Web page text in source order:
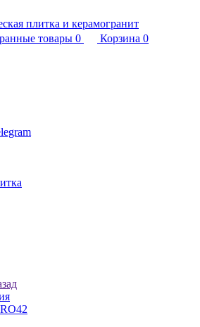
товары 0 Корзина 0